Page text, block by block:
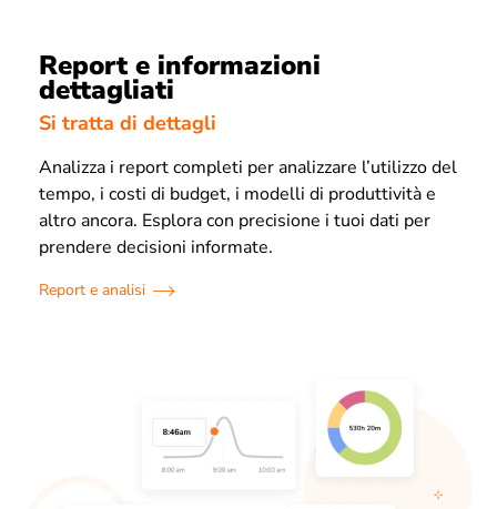
Report e informazioni
dettagliati
Si tratta di dettagli
Analizza i report completi per analizzare l’utilizzo del
tempo, i costi di budget, i modelli di produttività e
altro ancora. Esplora con precisione i tuoi dati per
prendere decisioni informate.
Report e analisi